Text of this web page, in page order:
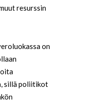
resurssin
on
sillä poliitikot